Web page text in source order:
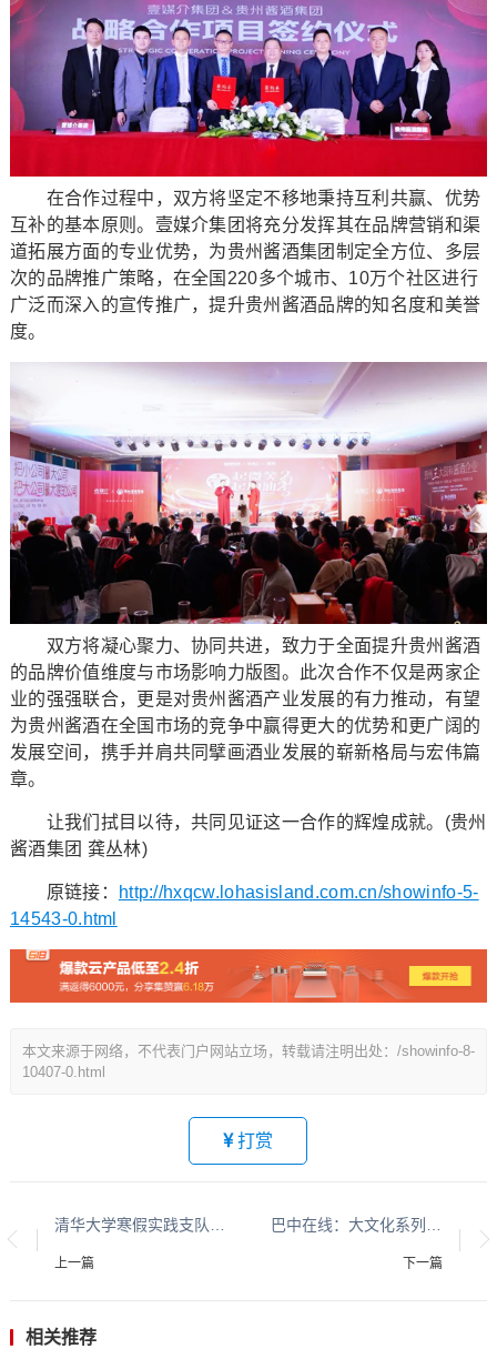
在合作过程中，双方将坚定不移地秉持互利共赢、优势
互补的基本原则。壹媒介集团将充分发挥其在品牌营销和渠
道拓展方面的专业优势，为贵州酱酒集团制定全方位、多层
次的品牌推广策略，在全国220多个城市、10万个社区进行
广泛而深入的宣传推广，提升贵州酱酒品牌的知名度和美誉
度。
双方将凝心聚力、协同共进，致力于全面提升贵州酱酒
的品牌价值维度与市场影响力版图。此次合作不仅是两家企
业的强强联合，更是对贵州酱酒产业发展的有力推动，有望
为贵州酱酒在全国市场的竞争中赢得更大的优势和更广阔的
发展空间，携手并肩共同擘画酒业发展的崭新格局与宏伟篇
章。
让我们拭目以待，共同见证这一合作的辉煌成就。(贵州
酱酒集团 龚丛林)
原链接：
http://hxqcw.lohasisland.com.cn/showinfo-5-
14543-0.html
本文来源于网络，不代表门户网站立场，转载请注明出处：/showinfo-8-
10407-0.html
打赏
上一篇 下一篇
相关推荐